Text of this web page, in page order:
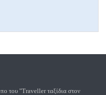
του "Traveller ταξίδια στον